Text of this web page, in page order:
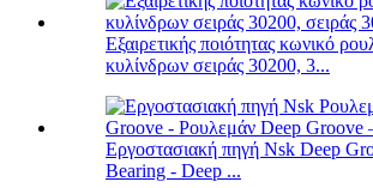
Εξαιρετικής ποιότητας κωνικό
κυλίνδρων σειράς 30200, 3...
Εργοστασιακή πηγή Nsk Deep
Bearing - Deep ...